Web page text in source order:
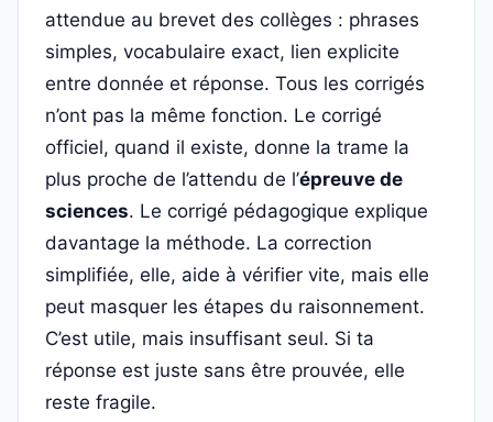
attendue au brevet des collèges : phrases
simples, vocabulaire exact, lien explicite
entre donnée et réponse. Tous les corrigés
n’ont pas la même fonction. Le corrigé
officiel, quand il existe, donne la trame la
plus proche de l’attendu de l’épreuve de
sciences. Le corrigé pédagogique explique
davantage la méthode. La correction
simplifiée, elle, aide à vérifier vite, mais elle
peut masquer les étapes du raisonnement.
C’est utile, mais insuffisant seul. Si ta
réponse est juste sans être prouvée, elle
reste fragile.